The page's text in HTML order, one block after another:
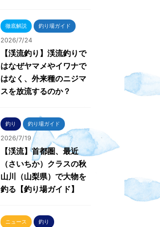
徹底解説 釣り場ガイド
2026/7/24
【渓流釣り】渓流釣りで
はなぜヤマメやイワナで
はなく、外来種のニジマ
スを放流するのか？
釣り 釣り場ガイド
2026/7/19
【渓流】首都圏、最近
（さいちか）クラスの秋
山川（山梨県）で大物を
釣る【釣り場ガイド】
ニュース 釣り